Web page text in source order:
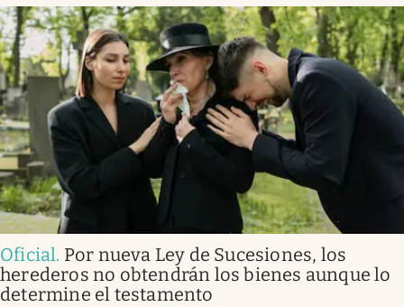
Oficial. Por nueva Ley de Sucesiones, los
herederos no obtendrán los bienes aunque lo
determine el testamento